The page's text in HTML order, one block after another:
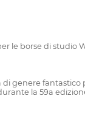
le borse di
genere
la 59a